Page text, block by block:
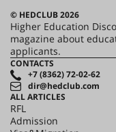
© HEDCLUB 2026
Higher Education
magazine about
applicants.
CONTACTS
+7 (8362) 72-02-62
dir@hedclub.com
ALL ARTICLES
RFL
Admission